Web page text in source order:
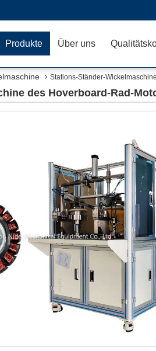
Produkte Über uns
Stations-Ständer-
des Hoverboard-Rad-